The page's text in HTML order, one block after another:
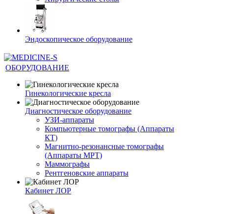
Эндоскопическое оборудование
ОБОРУДОВАНИЕ
Гинекологические кресла
Диагностическое оборудование
УЗИ-аппараты
Компьютерные томографы (Аппараты
КТ)
Магнитно-резонансные томографы
(Аппараты МРТ)
Маммографы
Рентгеновские аппараты
Кабинет ЛОР